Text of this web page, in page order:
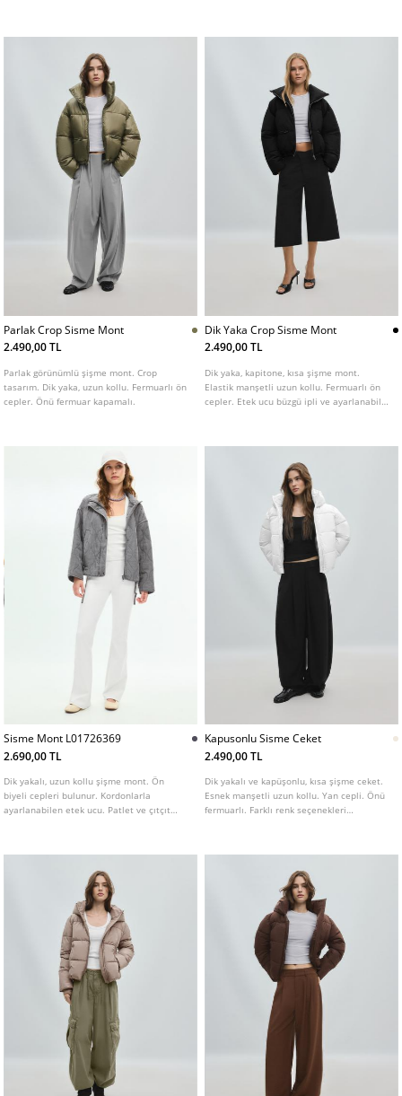
kapatma. Çeşitli renklerde mevcuttur.
Parlak Crop Sisme Mont
2.490,00 TL
Parlak görünümlü şişme mont. Crop
tasarım. Dik yaka, uzun kollu. Fermuarlı ön
cepler. Önü fermuar kapamalı.
Dik Yaka Crop Sisme Mont
2.490,00 TL
Dik yaka, kapitone, kısa şişme mont.
Elastik manşetli uzun kollu. Fermuarlı ön
cepler. Etek ucu büzgü ipli ve ayarlanabilir.
Sisme Mont L01726369
2.690,00 TL
Dik yakalı, uzun kollu şişme mont. Ön
biyeli cepleri bulunur. Kordonlarla
ayarlanabilen etek ucu. Patlet ve çıtçıt
Kapusonlu Sisme Ceket
2.490,00 TL
Dik yakalı ve kapüşonlu, kısa şişme ceket.
Esnek manşetli uzun kollu. Yan cepli. Önü
fermuarlı. Farklı renk seçenekleri